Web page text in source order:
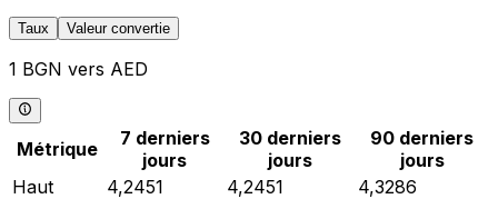
Taux Valeur convertie
1 BGN vers AED
Métrique
7 derniers
jours
30 derniers
jours
90 derniers
jours
Haut
4,2451 4,2451
4,3286